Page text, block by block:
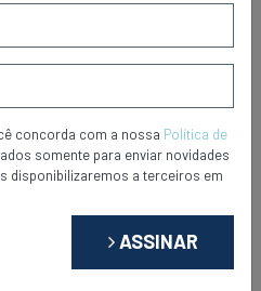
Combustível!
concorda com a nossa Política de
somente para enviar novidades
disponibilizaremos a terceiros em
ASSINAR